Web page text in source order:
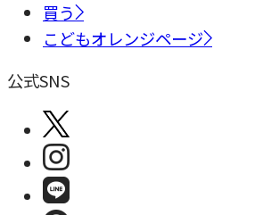
買う
こどもオレンジページ
公式SNS